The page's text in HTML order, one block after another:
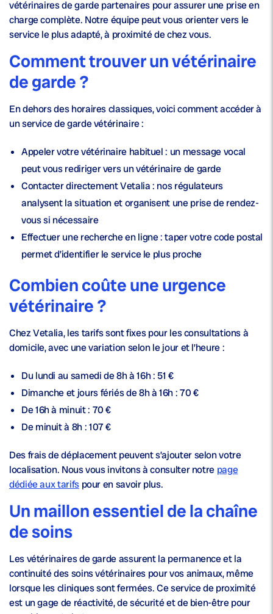
vétérinaires de garde partenaires pour assurer une prise en
charge complète. Notre équipe peut vous orienter vers le
service le plus adapté, à proximité de chez vous.
Comment trouver un vétérinaire
de garde ?
En dehors des horaires classiques, voici comment accéder à
un service de garde vétérinaire :
Appeler votre vétérinaire habituel: un message vocal
peut vous rediriger vers un vétérinaire de garde
Contacter directement Vetalia: nos régulateurs
analysent la situation et organisent une prise de rendez-
vous si nécessaire
Effectuer une recherche en ligne: taper votre code postal
permet d’identifier le service le plus proche
Combien coûte une urgence
vétérinaire ?
Chez Vetalia, les tarifs sont fixes pour les consultations à
domicile, avec une variation selon le jour et l’heure :
Du lundi au samedi de 8h à 16h: 51 €
Dimanche et jours fériés de 8h à 16h: 70 €
De 16h à minuit: 70 €
De minuit à 8h: 107 €
Des frais de déplacement peuvent s’ajouter selon votre
localisation. Nous vous invitons à consulter notre page
dédiée aux tarifspour en savoir plus.
Un maillon essentiel de la chaîne
de soins
Les vétérinaires de garde assurent la permanence et la
continuité des soins vétérinaires pour vos animaux, même
lorsque les cliniques sont fermées. Ce service de proximité
est un gage de réactivité, de sécurité et de bien-être pour